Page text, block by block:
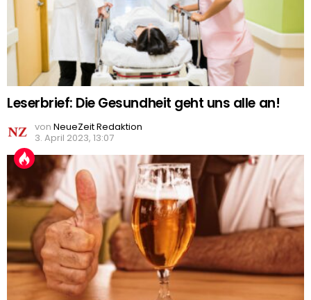
Leserbrief: Die Gesundheit geht uns alle an!
von NeueZeit Redaktion
3. April 2023, 13:07